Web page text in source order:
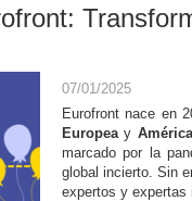
07/01/2025
Eurofront nace en
Europeay
marcado por la
global incierto. Sin
expertos y expertas